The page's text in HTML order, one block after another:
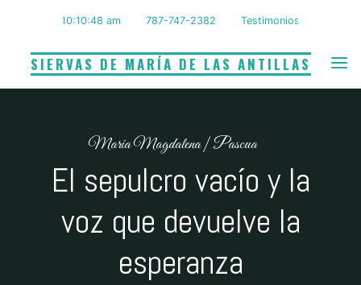
contenidoSIERVAS DE MARÍA DE LAS ANTILLAS
10:10:49 am 787-747-2382 Testimonios
María Magdalena|Pascua
El sepulcro vacío y la
voz que devuelve la
esperanza